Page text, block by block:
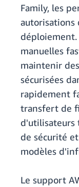
Family, les
autorisations
déploiement.
manuelles
maintenir
sécurisées
rapidement
transfert de
d'utilisateurs
de sécurité
modèles
Le support